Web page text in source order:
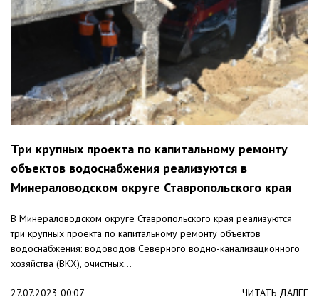
Три крупных проекта по капитальному ремонту
объектов водоснабжения реализуются в
Минераловодском округе Ставропольского края
В Минераловодском округе Ставропольского края реализуются
три крупных проекта по капитальному ремонту объектов
водоснабжения: водоводов Северного водно-канализационного
хозяйства (ВКХ), очистных...
27.07.2023 00:07 ЧИТАТЬ ДАЛЕЕ